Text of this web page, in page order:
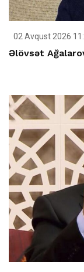
02 Avqust 2026
Əlövsət